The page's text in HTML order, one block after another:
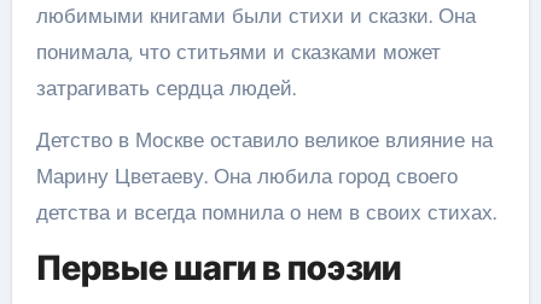
любимыми книгами были стихи и сказки. Она
понимала, что ститьями и сказками может
затрагивать сердца людей.
Детство в Москве оставило великое влияние на
Марину Цветаеву. Она любила город своего
детства и всегда помнила о нем в своих стихах.
Первые шаги в поэзии